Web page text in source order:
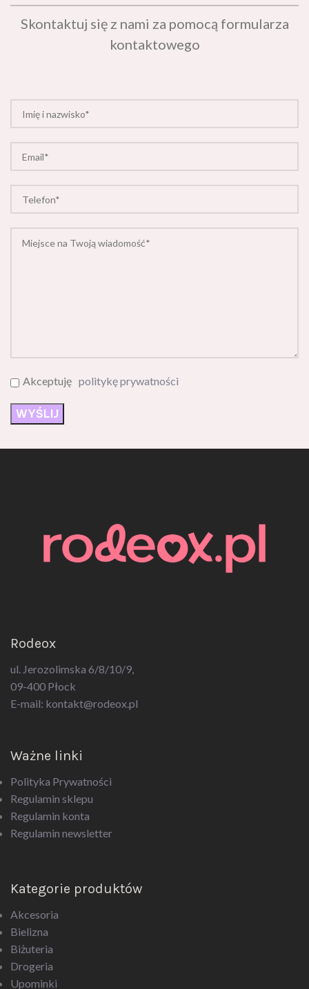
Skontaktuj się z nami za pomocą formularza
kontaktowego
Akceptuję politykę prywatności
Rodeox
ul. Jerozolimska 6/8/10/9,
09-400 Płock
E-mail: kontakt@rodeox.pl
Ważne linki
Polityka Prywatności
Regulamin sklepu
Regulamin konta
Regulamin newsletter
Kategorie produktów
Akcesoria
Bielizna
Biżuteria
Drogeria
Upominki